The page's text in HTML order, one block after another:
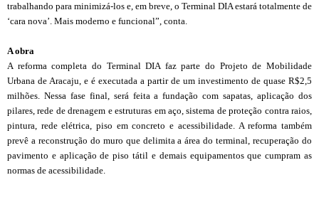
trabalhando para minimizá-los e, em breve, o Terminal DIA estará totalmente de
‘cara nova’. Mais moderno e funcional”, conta.
A obra
A reforma completa do Terminal DIA faz parte do Projeto de Mobilidade
Urbana de Aracaju, e é executada a partir de um investimento de quase R$2,5
milhões. Nessa fase final, será feita a fundação com sapatas, aplicação dos
pilares, rede de drenagem e estruturas em aço, sistema de proteção contra raios,
pintura, rede elétrica, piso em concreto e acessibilidade. A reforma também
prevê a reconstrução do muro que delimita a área do terminal, recuperação do
pavimento e aplicação de piso tátil e demais equipamentos que cumpram as
normas de acessibilidade.